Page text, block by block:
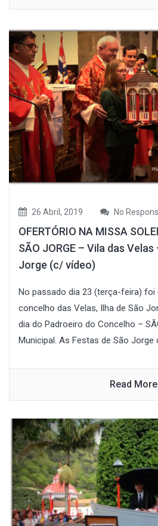
26 Abril, 2019 No
OFERTÓRIO NA MISSA
SÃO JORGE – Vila das
Jorge (c/ vídeo)
No passado dia 23 (terça-feira) foi
concelho das Velas, Ilha de São
dia do Padroeiro do Concelho –
Municipal. As Festas de São Jorge
Read More